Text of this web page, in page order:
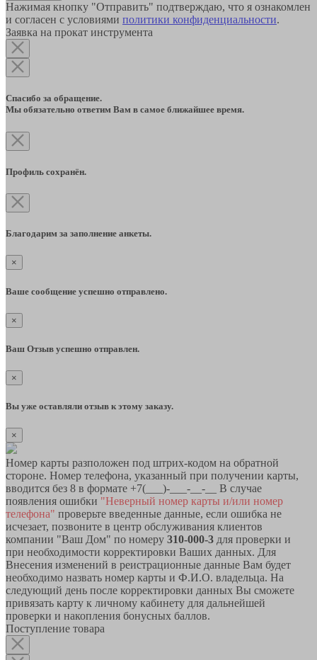
Нажимая кнопку "Отправить" подтверждаю, что я ознакомлен
и согласен с условиями политики конфиденциальности.
Заявка на прокат инструмента
Спасибо за обращение.
Мы обязательно ответим Вам в самое ближайшее время.
Профиль сохранён.
Благодарим за заполнение анкеты.
×
Ваше сообщение успешно отправлено.
×
Ваш Отзыв успешно отправлен.
×
Вы уже оставляли отзыв к этому заказу.
×
Номер карты разположен под штрих-кодом на обратной
стороне. Номер телефона, указанный при получении карты,
вводится без 8 в формате +7(___)-___-__-__ В случае
появления ошибки "Неверный номер карты и/или номер
телефона" проверьте введенные данные, если ошибка не
исчезает, позвоните в центр обслуживания клиентов
компании "Ваш Дом" по номеру 310-000-3 для проверки и
при необходимости корректировки Ваших данных. Для
Внесения изменений в реистрационные данные Вам будет
необходимо назвать номер карты и Ф.И.О. владельца. На
следующий день после корректировки данных Вы сможете
привязать карту к личному кабинету для дальнейшей
проверки и накопления бонусных баллов.
Поступление товара